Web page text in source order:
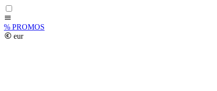
% PROMOS
eur